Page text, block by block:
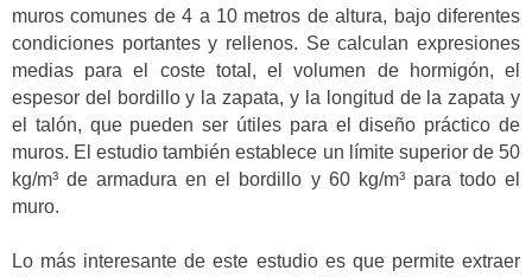
muros comunes de 4 a 10 metros de altura, bajo diferentes
condiciones portantes y rellenos. Se calculan expresiones
medias para el coste total, el volumen de hormigón, el
espesor del bordillo y la zapata, y la longitud de la zapata y
el talón, que pueden ser útiles para el diseño práctico de
muros. El estudio también establece un límite superior de 50
kg/m³ de armadura en el bordillo y 60 kg/m³ para todo el
muro.
Lo más interesante de este estudio es que permite extraer